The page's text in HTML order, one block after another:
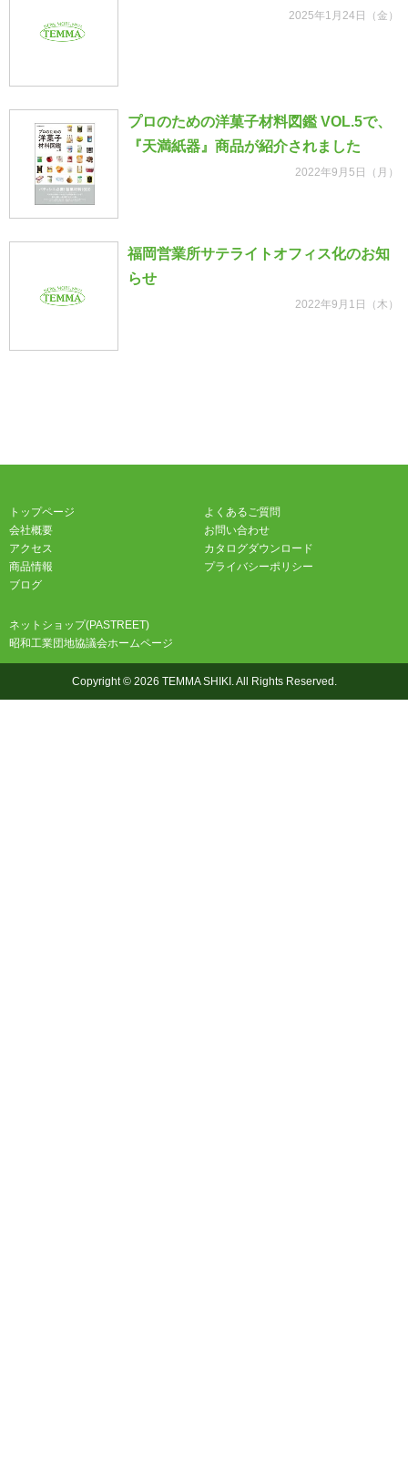
2025年1月24日（金）
プロのための洋菓子材料図鑑 VOL.5で、
『天満紙器』商品が紹介されました
2022年9月5日（月）
福岡営業所サテライトオフィス化のお知
らせ
2022年9月1日（木）
トップページ
会社概要
アクセス
商品情報
ブログ
よくあるご質問
お問い合わせ
カタログダウンロード
プライバシーポリシー
ネットショップ(PASTREET)
昭和工業団地協議会ホームページ
Copyright © 2026 TEMMA SHIKI. All Rights Reserved.